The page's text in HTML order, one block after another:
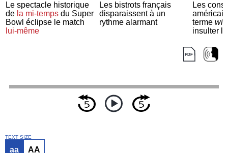
Le spectacle historique
de la mi-temps du Super
Bowl éclipse le match
lui-même
Les bistrots français
disparaissent à un
rythme alarmant
Les
terme
insulter
police de
TEXT SIZE
aa AA